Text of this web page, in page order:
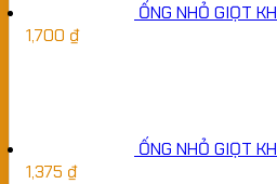
ỐNG NHỎ GIỌT
1,700 ₫
ỐNG NHỎ GIỌT
1,375 ₫